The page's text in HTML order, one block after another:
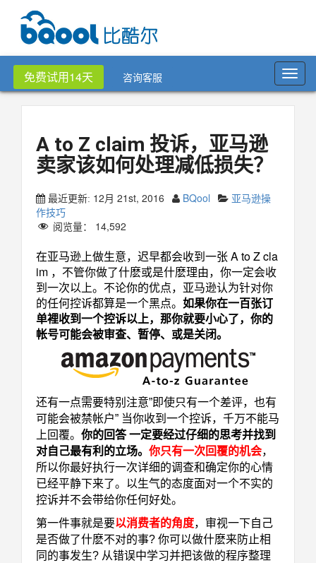
免费试用14天 咨询客服
A to Z claim 投诉，亚马逊
卖家该如何处理减低损失？
最近更新: 12月 21st, 2016 BQool
亚马逊操
作技巧
阅览量： 14,592
在亚马逊上做生意，迟早都会收到一张 A to Z cla
im ，不管你做了什麽或是什麽理由，你一定会收
到一次以上。不论你的优点，亚马逊认为针对你
的任何控诉都算是一个黑点。 如果你在一百张订
单裡收到一个控诉以上，那你就要小心了，你的
帐号可能会被审查、暂停、或是关闭。
还有一点需要特别注意”即使只有一个差评，也有
可能会被禁帐户” 当你收到一个控诉，千万不能马
上回覆。 你的回答 一定要经过仔细的思考并找到
对自己最有利的立场。 你只有一次回覆的机会，
所以你最好执行一次详细的调查和确定你的心情
已经平静下来了。以生气的态度面对一个不实的
控诉并不会带给你任何好处。
第一件事就是要以消费者的角度，审视一下自己
是否做了什麽不对的事? 你可以做什麽来防止相
同的事发生? 从错误中学习并把该做的程序整理